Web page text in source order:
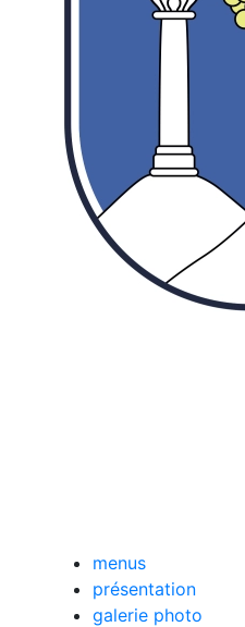
menus
présentation
galerie photo